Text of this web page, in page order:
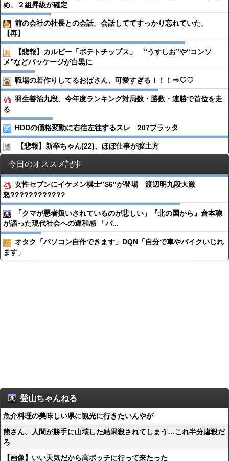
め、２組昇級が確定
前の会社の社長との会話。会話しててすっかり忘れていた。
【再】
【悲報】カルビー「ポテトチップス」 “うすしお”や“コンソ
メ”などパッケージが白黒に
職場の若作りしてるおばさん、可愛すぎる！！！⇒♡♡
羽生善治九段、今年度ランキング対局数・勝数・連勝で首位を走
る
HDDの価格変動に右往左往するスレ 207プラッタ
【悲報】新卒ちゃん(22)、ほぼ仕事が膣土方
今日のオススメ記事
女性セブンにイケメン棋士”S6”が登場 渡辺明九段大激
怒????????????
「クマが悪者扱いされているのが悲しい」『北の国から』倉本聰
が語った現代社会への違和感 「バ...
オタク「パソコン自作できます」DQN「自分で車やバイクいじれ
ます」
登山ちゃんねる
魚介料理の美味しい県に観光に行きたいんやが
熊さん、人間が勝手に山壊した結果殺されてしまう…これ半分虐殺だ
ろ
【画像】いい天気だから高ボッチに行って来たった